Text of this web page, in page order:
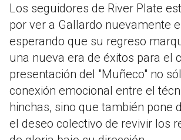
Los seguidores de River Plate
por ver a Gallardo nuevamente
esperando que su regreso
una nueva era de éxitos para el
presentación del "Muñeco" no
conexión emocional entre el
hinchas, sino que también pone
el deseo colectivo de revivir los